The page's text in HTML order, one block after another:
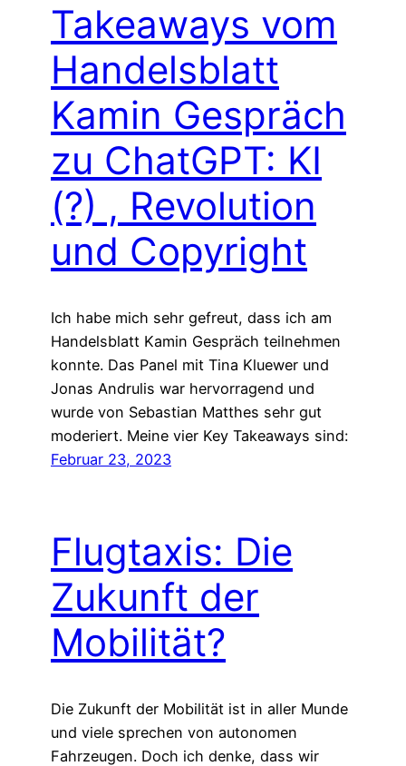
Takeaways vom
Handelsblatt
Kamin Gespräch
zu ChatGPT: KI
(?) , Revolution
und Copyright
Ich habe mich sehr gefreut, dass ich am
Handelsblatt Kamin Gespräch teilnehmen
konnte. Das Panel mit Tina Kluewer und
Jonas Andrulis war hervorragend und
wurde von Sebastian Matthes sehr gut
moderiert. Meine vier Key Takeaways sind:
Februar 23, 2023
Flugtaxis: Die
Zukunft der
Mobilität?
Die Zukunft der Mobilität ist in aller Munde
und viele sprechen von autonomen
Fahrzeugen. Doch ich denke, dass wir